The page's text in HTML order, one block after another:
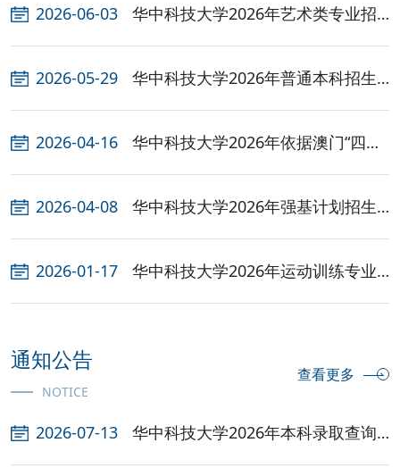
2026-06-03
华中科技大学2026年艺术类专业招
2026-05-29
华中科技大学2026年普通本科招生
2026-04-16
华中科技大学2026年依据澳门“四校
2026-04-08
华中科技大学2026年强基计划招生
2026-01-17
华中科技大学2026年运动训练专业
通知公告
NOTICE
查看更多
2026-07-13
华中科技大学2026年本科录取查询